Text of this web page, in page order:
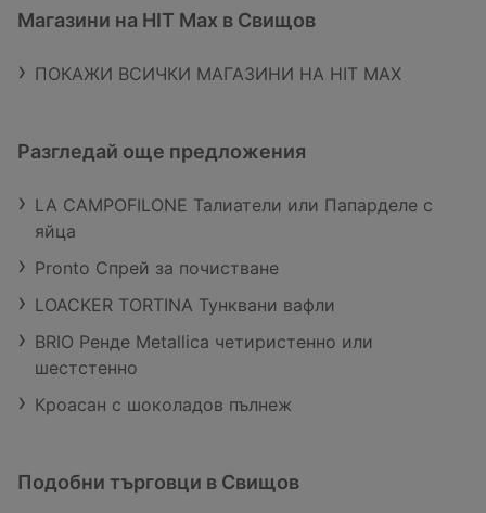
Магазини на HIT Max в Свищов
ПОКАЖИ ВСИЧКИ МАГАЗИНИ НА HIT MAX
Разгледай още предложения
LA CAMPOFILONE Талиатели или Папарделе с
яйца
Pronto Спрей за почистване
LOACKER TORTINA Тунквани вафли
BRIO Ренде Metallica четиристенно или
шестстенно
Кроасан с шоколадов пълнеж
Подобни търговци в Свищов